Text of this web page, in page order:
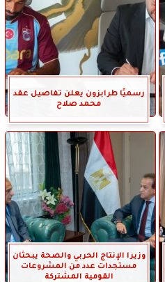
رسميًا طرابزون يعلن تفاصيل عقد
محمد صلاح
وزيرا الإنتاج الحربي والصحة يبحثان
مستجدات عدد من المشروعات
القومية المشتركة